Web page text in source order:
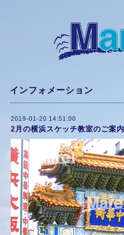
インフォメーション
2019-01-20 14:51:00
2月の横浜スケッチ教室のご案内